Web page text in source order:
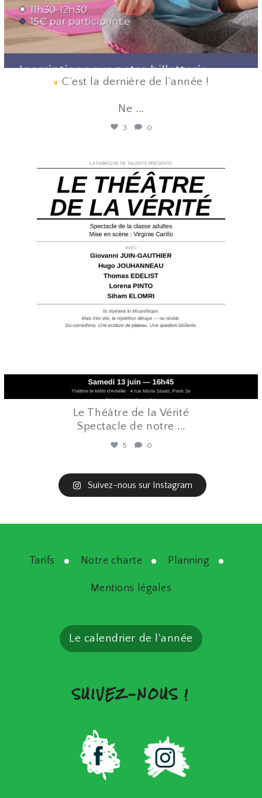
C`est la dernière de l`année !
Ne ...
3 0
Juin 12
Le Théâtre de la Vérité
Spectacle de notre ...
5 0
Suivez-nous sur Instagram
Tarifs Notre charte Planning
Mentions légales
Le calendrier de l'année
SUIVEZ-NOUS !